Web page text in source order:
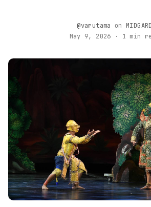
@varutama on MIDGARD
May 9, 2026 · 1 min